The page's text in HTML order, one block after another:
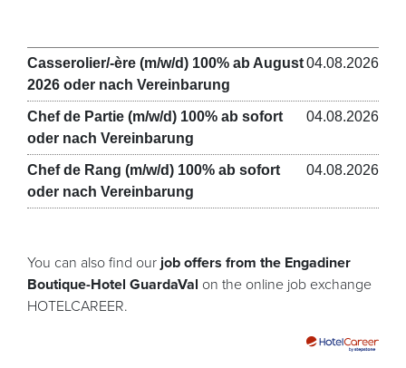
04.08.2026
Casserolier/-ère (m/w/d) 100% ab August
2026 oder nach Vereinbarung
04.08.2026
Chef de Partie (m/w/d) 100% ab sofort
oder nach Vereinbarung
04.08.2026
Chef de Rang (m/w/d) 100% ab sofort
oder nach Vereinbarung
You can also find our job offers from the Engadiner
Boutique-Hotel GuardaVal on the online job exchange
HOTELCAREER.